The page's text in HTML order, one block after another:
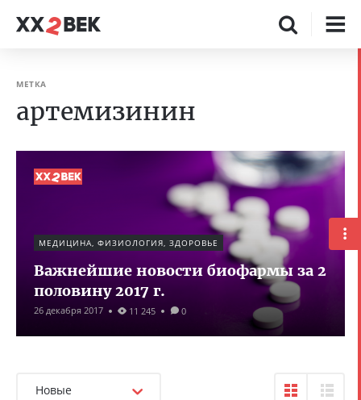
МЕТКА
артемизинин
МЕДИЦИНА, ФИЗИОЛОГИЯ, ЗДОРОВЬЕ
Важнейшие новости биофармы за 2
половину 2017 г.
26 декабря 2017 11 245 0
Новые